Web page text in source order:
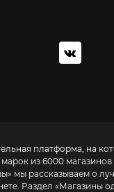
платформа, на
марок из 6000
» мы рассказываем о
Раздел «Магазины